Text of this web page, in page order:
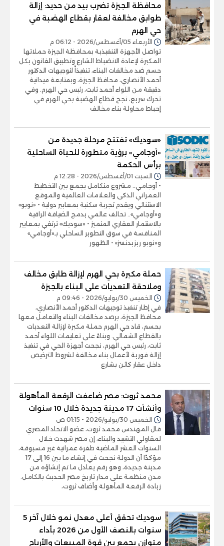
محافظة الجيزة تضرب بيد من حديد: إزالة
طوابق مخالفة لعقار بقطاع الهضبة في
حي الهرم
الأربعاء 05/أغسطس/2026 - 06:12 م
تواصل الأجهزة التنفيذية بمحافظة الجيزة حملاتها
المكبرة لإعادة الانضباط الشارع وتطبيق القانون بكل
حسم ضد مخالفات البناء، تنفيذاً لتوجيهات الدكتور
أحمد الأنصاري، محافظ الجيزة، وبمتابعة ميدانية
دقيقة من اللواء أحمد ثابت، رئيس حي الهرم. وفي
تحرك سريع، نجح قطاع الهضبة بحي الهرم في
إحباط محاولة بناء مخالف
«سوديك» تفتتح مرحلة جديدة من
«أوجامي» برؤية متطورة للحياة الساحلية
برأس الحكمة
السبت 01/أغسطس/2026 - 12:28 م
- أوجامي.. مشروع متكامل يجمع بين التخطيط
العمراني الذكى والعلامات العالمية والموقع
الاستثنائي ويقدم تجربة سكنية بمعايير دولية - «نوبو»
و«أوجامي».. تحالف عالمي يدمج الضيافة الراقية
بالاستثمار العقاري المتميز - «سوديك» ترتقي بمعايير
المنافسة في سوق التطوير الساحلي بـ«أوجامي»
و«نوبو ريزيدنسز» - الظهور
حملة مكبرة بحي الهرم لإزالة طابق مخالف
وملاحقة التعديات على البناء بالجيزة
الخميس 30/يوليو/2026 - 09:46 م
في إطار تنفيذ توجيهات الدكتور أحمد الأنصاري،
محافظ الجيزة، برصد مخالفات البناء والتعامل معها
بحسم، قاد حي الهرم حملة مكبرة لإزالة التعديات
بالقطاع الشمالي. وبناءً على تعليمات اللواء أحمد
ثابت، رئيس حي الهرم، نجحت أجهزة الحي في تنفيذ
إزالة فورية لأعمال بناء مخالفة لشروط الترخيص
داخل عقار كائن بشارع
محمد ثروت: مصر ضاعفت الرقعة المأهولة
وأنشأت 17 مدينة جديدة خلال 10 سنوات
الخميس 30/يوليو/2026 - 01:15 ص
قال المهندس محمد ثروت، عضو الاتحاد المصري
لمقاولي التشييد والبناء، إن مصر شهدت خلال
السنوات العشر الماضية طفرة عمرانية غير مسبوقة،
مؤكدًا أن الدولة نجحت في إنشاء ما بين 16 إلى 17
مدينة جديدة، وهو رقم يعادل ما تم إنشاؤه من
مدن منظمة على مدار تاريخ مصر الحديث بالكامل.
زيادة الرقعة المأهولة وأضاف ثروت،
سوديك تحقق أعلى معدل نمو خلال آخر 5
سنوات بالنصف الأول من 2026 بأداء
متوازن يجمع بين قوة المبيعات والأرباح